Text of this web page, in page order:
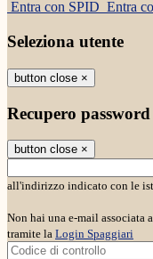
Entra con SPID Entra
Seleziona utente
button close ×
Recupero password
button close ×
all'indirizzo indicato con le
Non hai una e-mail associata
tramite la Login Spaggiari